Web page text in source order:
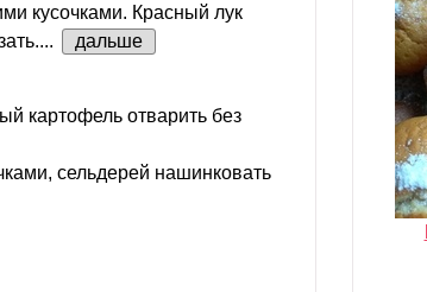
кусочками. Красный лук
дальше
картофель отварить без
сельдерей нашинковать